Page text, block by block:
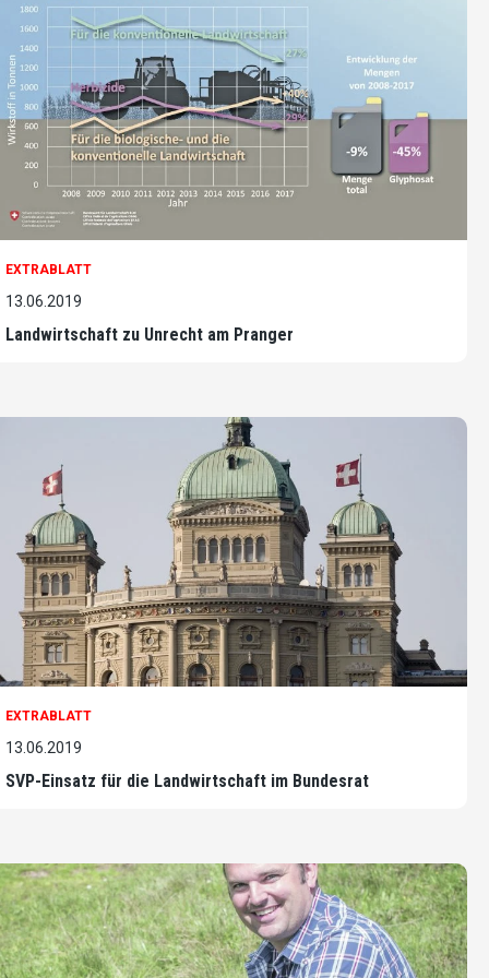
EXTRABLATT
13.06.2019
Landwirtschaft zu Unrecht am Pranger
EXTRABLATT
13.06.2019
SVP-Einsatz für die Landwirtschaft im Bundesrat